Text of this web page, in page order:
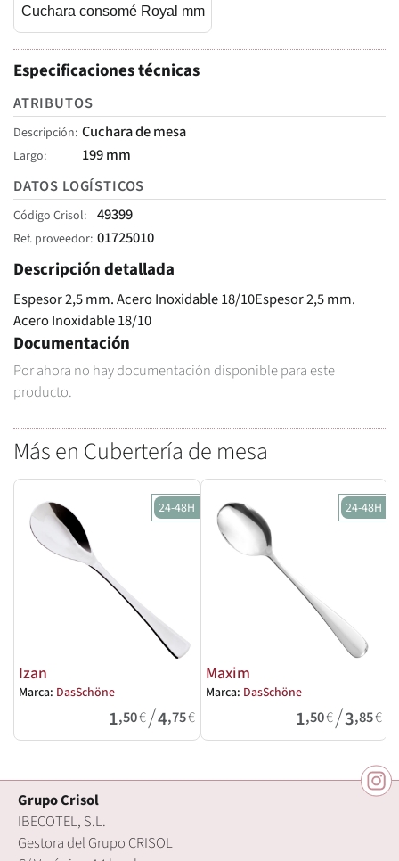
Cuchara consomé Royal mm
Especificaciones técnicas
ATRIBUTOS
Descripción Cuchara de mesa
Largo
199 mm
DATOS LOGÍSTICOS
Código Crisol 49399
Ref. proveedor 01725010
Descripción detallada
Espesor 2,5 mm. Acero Inoxidable 18/10Espesor 2,5 mm.
Acero Inoxidable 18/10
Documentación
Por ahora no hay documentación disponible para este
producto.
Más en Cubertería de mesa
24-48H
Izan
Marca: DasSchöne
1,50€/4,75€
24-48H
Maxim
Marca: DasSchöne
1,50€/3,85€
Grupo Crisol
IBECOTEL, S.L.
Gestora del Grupo CRISOL